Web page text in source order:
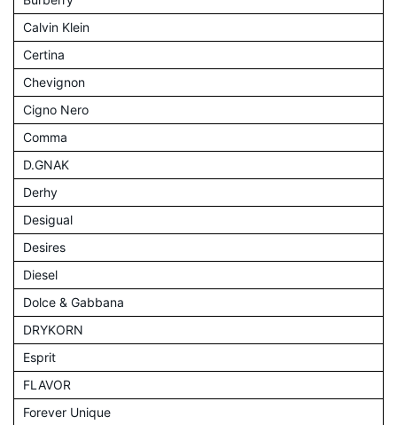
Calvin Klein
Certina
Chevignon
Cigno Nero
Comma
D.GNAK
Derhy
Desigual
Desires
Diesel
Dolce & Gabbana
DRYKORN
Esprit
FLAVOR
Forever Unique